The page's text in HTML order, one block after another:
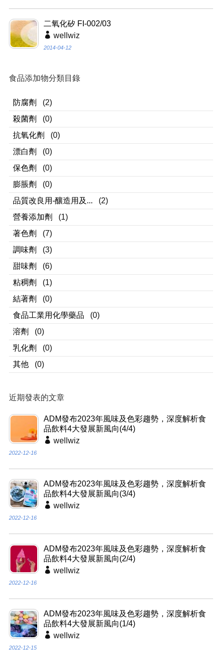
二氧化矽 FI-002/03
wellwiz
2014-04-12
食品添加物分類目錄
防腐劑
(2)
殺菌劑
(0)
抗氧化劑
(0)
漂白劑
(0)
保色劑
(0)
膨脹劑
(0)
品質改良用-釀造用及...
(2)
營養添加劑
(1)
著色劑
(7)
調味劑
(3)
甜味劑
(6)
粘稠劑
(1)
結著劑
(0)
食品工業用化學藥品
(0)
溶劑
(0)
乳化劑
(0)
其他
(0)
近期發表的文章
ADM發布2023年風味及色彩趨勢，深度解析食
品飲料4大發展新風向(4/4)
wellwiz
2022-12-16
ADM發布2023年風味及色彩趨勢，深度解析食
品飲料4大發展新風向(3/4)
wellwiz
2022-12-16
ADM發布2023年風味及色彩趨勢，深度解析食
品飲料4大發展新風向(2/4)
wellwiz
2022-12-16
ADM發布2023年風味及色彩趨勢，深度解析食
品飲料4大發展新風向(1/4)
wellwiz
2022-12-15